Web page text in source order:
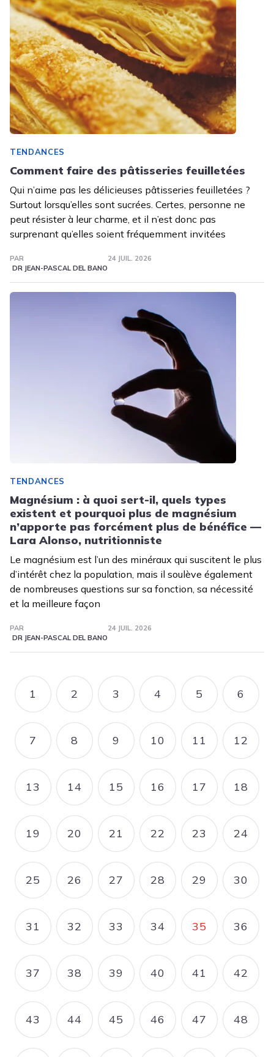
TENDANCES
Comment faire des pâtisseries feuilletées
Qui n’aime pas les délicieuses pâtisseries feuilletées ?
Surtout lorsqu’elles sont sucrées. Certes, personne ne
peut résister à leur charme, et il n’est donc pas
surprenant qu’elles soient fréquemment invitées
PAR
DR JEAN-PASCAL DEL BANO
24 JUIL. 2026
TENDANCES
Magnésium : à quoi sert-il, quels types
existent et pourquoi plus de magnésium
n’apporte pas forcément plus de bénéfice —
Lara Alonso, nutritionniste
Le magnésium est l’un des minéraux qui suscitent le plus
d’intérêt chez la population, mais il soulève également
de nombreuses questions sur sa fonction, sa nécessité
et la meilleure façon
PAR
DR JEAN-PASCAL DEL BANO
24 JUIL. 2026
Pagination
PAGE
1 PAGE
2 PAGE
3 PAGE
4 PAGE
5 PAGE
6
PAGE
7 PAGE
8 PAGE
9 PAGE
10 PAGE
11 PAGE
12
PAGE
13 PAGE
14 PAGE
15 PAGE
16 PAGE
17 PAGE
18
PAGE
19 PAGE
20 PAGE
21 PAGE
22 PAGE
23 PAGE
24
PAGE
25 PAGE
26 PAGE
27 PAGE
28 PAGE
29 PAGE
30
PAGE
31 PAGE
32 PAGE
33 PAGE
34 PAGE
35 PAGE
36
PAGE
37 PAGE
38 PAGE
39 PAGE
40 PAGE
41 PAGE
42
PAGE
43 PAGE
44 PAGE
45 PAGE
46 PAGE
47 PAGE
48